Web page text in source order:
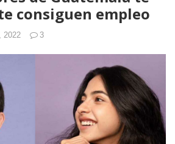
consiguen empleo
2022 3